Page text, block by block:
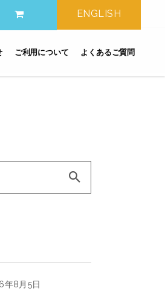
ENGLISH
ご利用について よくあるご質問
年8月5日